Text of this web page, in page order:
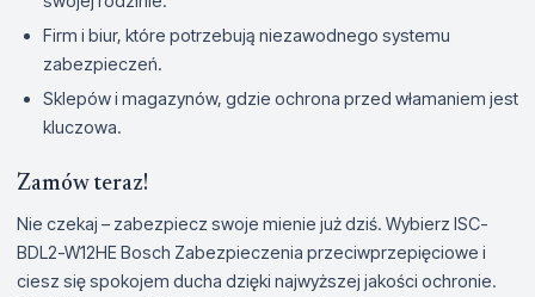
Firm i biur, które potrzebują niezawodnego systemu
zabezpieczeń.
Sklepów i magazynów, gdzie ochrona przed włamaniem jest
kluczowa.
Zamów teraz!
Nie czekaj – zabezpiecz swoje mienie już dziś. Wybierz ISC-
BDL2-W12HE Bosch Zabezpieczenia przeciwprzepięciowe i
ciesz się spokojem ducha dzięki najwyższej jakości ochronie.